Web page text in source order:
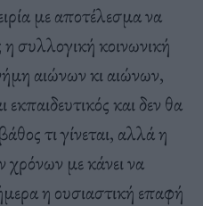
με αποτέλεσμα να
συλλογική κοινωνική
αιώνων κι αιώνων,
εκπαιδευτικός και δεν θα
τι γίνεται, αλλά η
χρόνων με κάνει να
η ουσιαστική επαφή